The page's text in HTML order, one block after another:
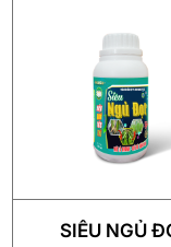
SIÊU NGỦ